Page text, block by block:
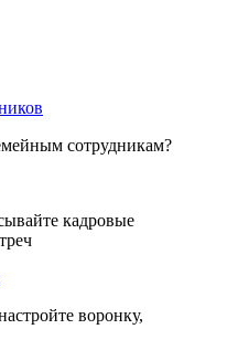
сотрудникам?
кадровые
воронку,